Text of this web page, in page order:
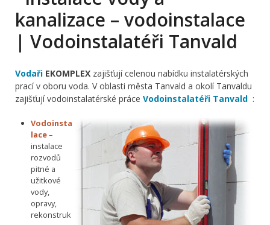
kanalizace – vodoinstalace
| Vodoinstalatéři Tanvald
Vodaři EKOMPLEX zajišťují celenou nabídku instalatérských
prací v oboru voda. V oblasti města Tanvald a okolí Tanvaldu
zajišťují vodoinstalatérské práce Vodoinstalatéři Tanvald :
Vodoinsta
lace–
instalace
rozvodů
pitné a
užitkové
vody,
opravy,
rekonstruk